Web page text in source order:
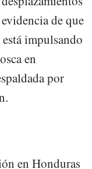
de que
impulsando
en
por
en Honduras